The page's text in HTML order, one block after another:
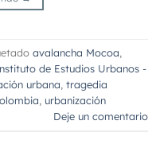
avalancha Mocoa,
de Estudios Urbanos -
urbana, tragedia
, urbanización
Deje un comentario